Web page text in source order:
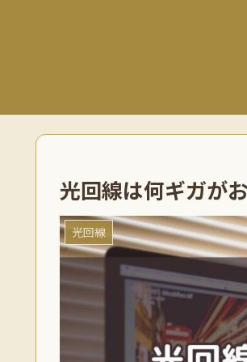
光回線は何ギガが
光回線